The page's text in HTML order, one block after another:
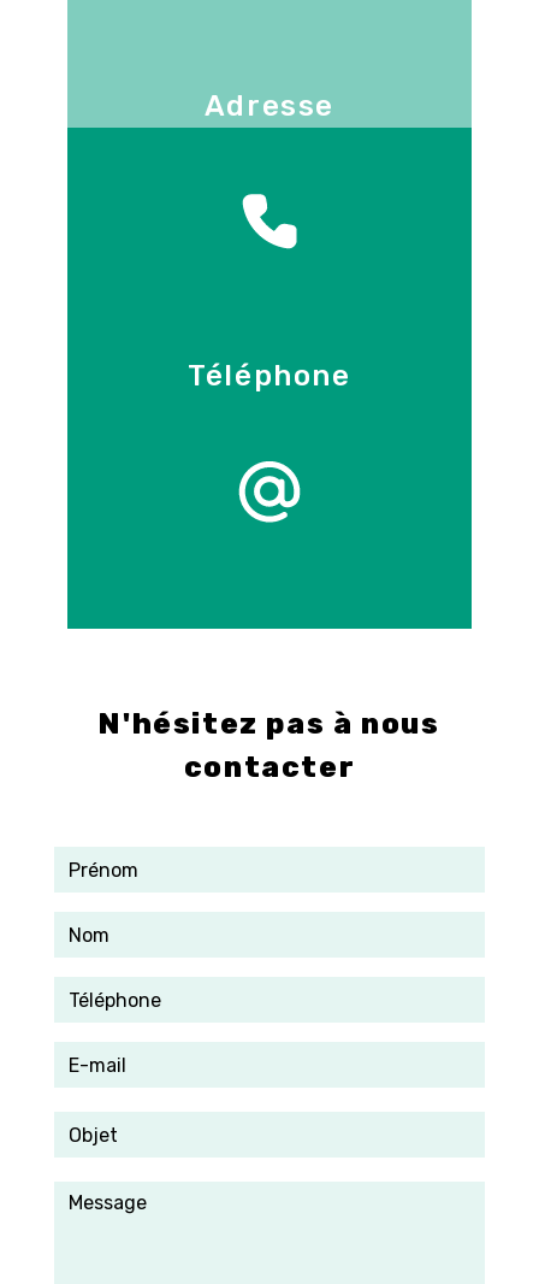
Adresse
Téléphone
N'hésitez pas à nous
contacter